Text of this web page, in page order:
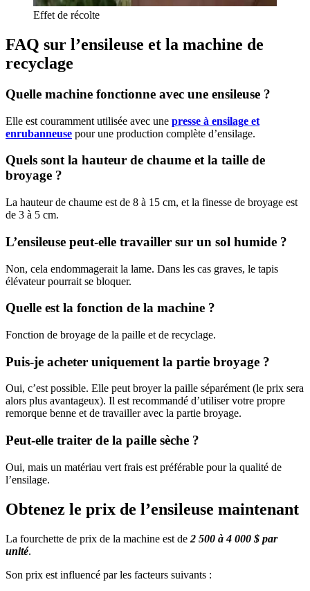
Effet de récolte
FAQ sur l’ensileuse et la machine de
recyclage
Quelle machine fonctionne avec une ensileuse ?
Elle est couramment utilisée avec une presse à ensilage et
enrubanneuse pour une production complète d’ensilage.
Quels sont la hauteur de chaume et la taille de
broyage ?
La hauteur de chaume est de 8 à 15 cm, et la finesse de broyage est
de 3 à 5 cm.
L’ensileuse peut-elle travailler sur un sol humide ?
Non, cela endommagerait la lame. Dans les cas graves, le tapis
élévateur pourrait se bloquer.
Quelle est la fonction de la machine ?
Fonction de broyage de la paille et de recyclage.
Puis-je acheter uniquement la partie broyage ?
Oui, c’est possible. Elle peut broyer la paille séparément (le prix sera
alors plus avantageux). Il est recommandé d’utiliser votre propre
remorque benne et de travailler avec la partie broyage.
Peut-elle traiter de la paille sèche ?
Oui, mais un matériau vert frais est préférable pour la qualité de
l’ensilage.
Obtenez le prix de l’ensileuse maintenant
La fourchette de prix de la machine est de 2 500 à 4 000 $ par
unité.
Son prix est influencé par les facteurs suivants :